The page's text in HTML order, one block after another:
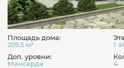
Площадь дома:
259.5 м²
1
Доп. уровни:
Мансарда
4